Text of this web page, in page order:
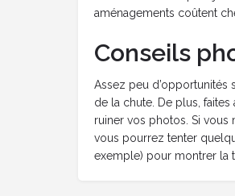
aménagements coûtent
Conseils
Assez peu d’opportunités
de la chute. De plus,
ruiner vos photos. Si
vous pourrez tenter
exemple) pour montrer la